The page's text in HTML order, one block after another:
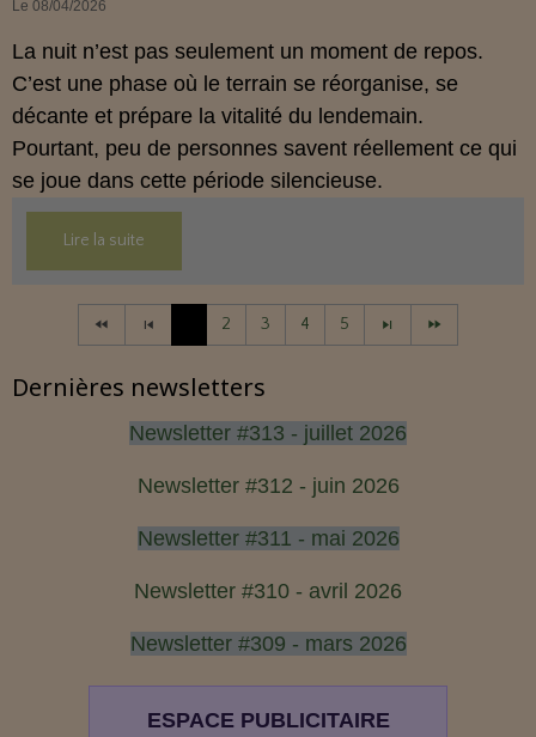
Le 08/04/2026
La nuit n’est pas seulement un moment de repos.
C’est une phase où le terrain se réorganise, se
décante et prépare la vitalité du lendemain.
Pourtant, peu de personnes savent réellement ce qui
se joue dans cette période silencieuse.
Lire la suite
2 3 4 5
Dernières newsletters
Newsletter #313 - juillet 2026
Newsletter #312 - juin 2026
Newsletter #311 - mai 2026
Newsletter #310 - avril 2026
Newsletter #309 - mars 2026
ESPACE PUBLICITAIRE